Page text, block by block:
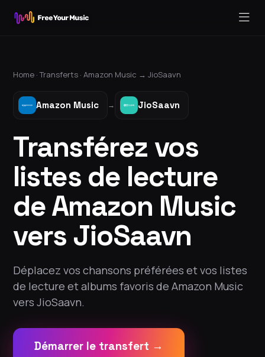
Home ·Transferts · Amazon Music → JioSaavn
Amazon Music → JioSaavn
Transférez vos
listes de lecture
de Amazon Music
vers JioSaavn
Déplacez vos chansons préférées et vos listes
de lecture et albums favoris de Amazon Music
vers JioSaavn.
Démarrer le transfert →